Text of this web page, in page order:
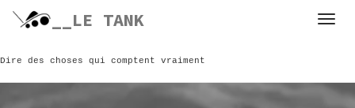
Skip
__LE TANK
Dire des choses qui comptent vraiment